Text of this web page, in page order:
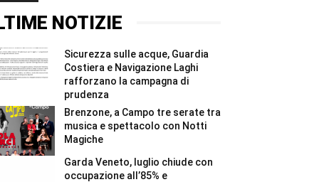
#Shorts
e
Bracciano
a
Punta
domeniche
cinema
all’aperto
#Shorts
NOTIZIE
Sicurezza sulle acque, Guardia
Costiera e Navigazione Laghi
rafforzano la campagna di
prudenza
Brenzone, a Campo tre serate tra
musica e spettacolo con Notti
Magiche
Garda Veneto, luglio chiude con
occupazione all’85% e